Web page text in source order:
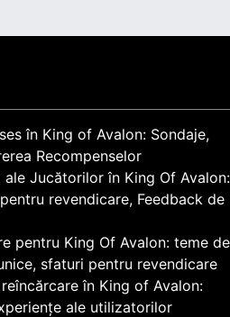
în King of Avalon: Sondaje,
Recompenselor
Jucătorilor în King Of Avalon:
revendicare, Feedback de
pentru King Of Avalon: teme de
sfaturi pentru revendicare
în King of Avalon:
ale utilizatorilor